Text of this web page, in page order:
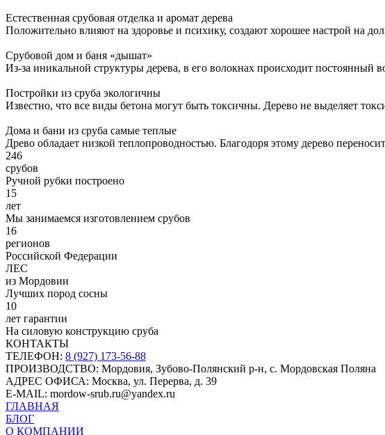
Естественная срубовая отделка и аромат дерева
Положительно влияют на здоровье и психику, создают хорошее настрой на
Срубовой дом и баня «дышат»
Из-за иникальной структуры дерева, в его волокнах происходит постоянный
Постройки из сруба экологичны
Известно, что все виды бетона могут быть токсичны. Дерево не выделяет
Дома и бани из сруба самые теплые
Древо обладает низкой теплопроводностью. Благодоря этому дерево
246
срубов
Ручной рубки построено
15
лет
Мы занимаемся изготовлением срубов
16
регионов
Российской Федерации
ЛЕС
из Мордовии
Лучших пород сосны
10
лет гарантии
На силовую конструкцию сруба
КОНТАКТЫ
ТЕЛЕФОН: 8 (927) 173-56-88
ПРОИЗВОДСТВО: Мордовия, Зубово-Полянский р-н, с. Мордовская Поляна
АДРЕС ОФИСА: Москва, ул. Перерва, д. 39
E-MAIL: mordow-srub.ru@yandex.ru
ГЛАВНАЯ
БЛОГ
О КОМПАНИИ